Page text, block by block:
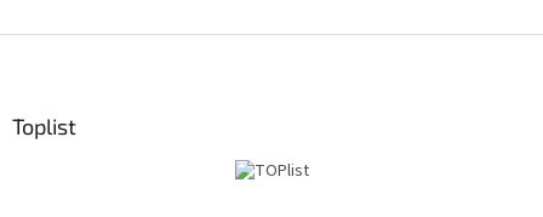
Toplist